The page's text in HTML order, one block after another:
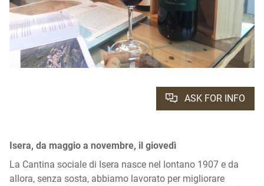
ASK FOR INFO
Isera, da maggio a novembre, il giovedì
La Cantina sociale di Isera nasce nel lontano 1907 e da
allora, senza sosta, abbiamo lavorato per migliorare